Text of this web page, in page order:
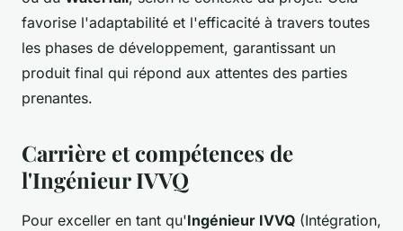
favorise l'adaptabilité et l'efficacité à travers toutes
les phases de développement, garantissant un
produit final qui répond aux attentes des parties
prenantes.
Carrière et compétences de
l'Ingénieur IVVQ
Pour exceller en tant qu'Ingénieur IVVQ (Intégration,